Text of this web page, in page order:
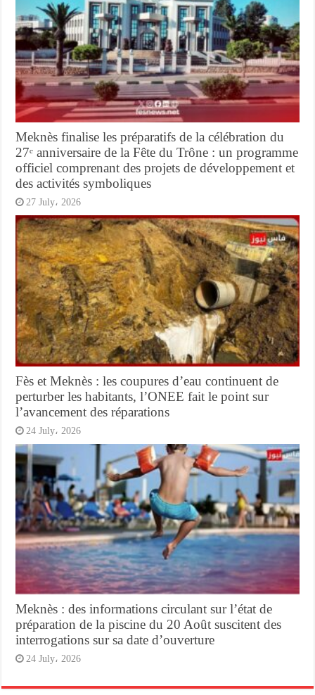
Meknès finalise les préparatifs de la célébration du
27ᵉ anniversaire de la Fête du Trône : un programme
officiel comprenant des projets de développement et
des activités symboliques
27 July، 2026
Fès et Meknès : les coupures d’eau continuent de
perturber les habitants, l’ONEE fait le point sur
l’avancement des réparations
24 July، 2026
Meknès : des informations circulant sur l’état de
préparation de la piscine du 20 Août suscitent des
interrogations sur sa date d’ouverture
24 July، 2026